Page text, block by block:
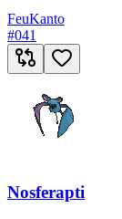
FeuKanto
#041
Nosferapti